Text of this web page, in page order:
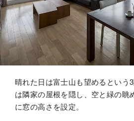
晴れた日は富士山も望めるという
は隣家の屋根を隠し、空と緑の眺
に窓の高さを設定。